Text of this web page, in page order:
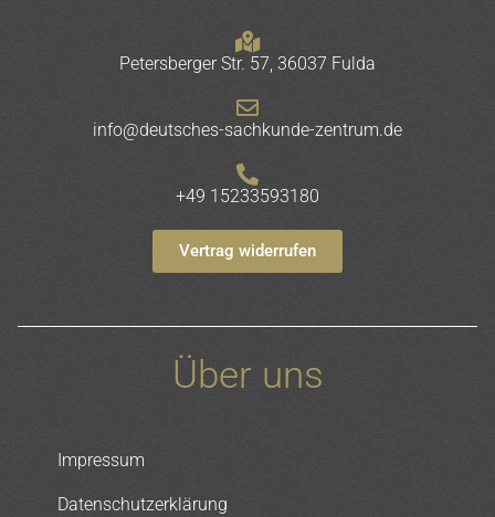
Petersberger Str. 57, 36037 Fulda
info@deutsches-sachkunde-zentrum.de
+49 15233593180
Vertrag widerrufen
Über uns
Impressum
Datenschutzerklärung